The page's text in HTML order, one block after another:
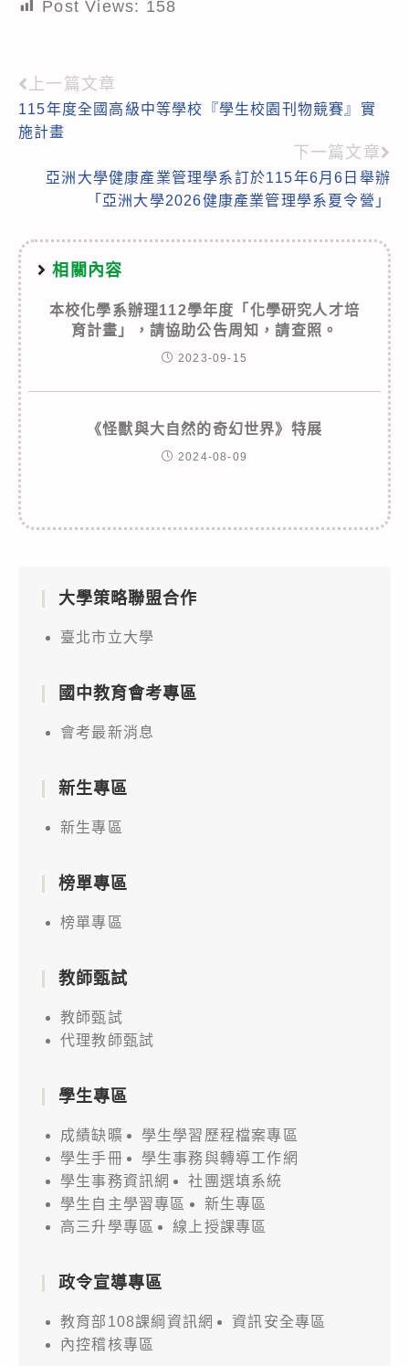
Post Views: 158
Read
more
上一篇文章
115年度全國高級中等學校『學生校園刊物競賽』實
施計畫
下一篇文章
亞洲大學健康產業管理學系訂於115年6月6日舉辦
「亞洲大學2026健康產業管理學系夏令營」
相關內容
本校化學系辦理112學年度「化學研究人才培
育計畫」，請協助公告周知，請查照。
2023-09-15
《怪獸與大自然的奇幻世界》特展
2024-08-09
大學策略聯盟合作
臺北市立大學
國中教育會考專區
會考最新消息
新生專區
新生專區
榜單專區
榜單專區
教師甄試
教師甄試
代理教師甄試
學生專區
成績缺曠
學生學習歷程檔案專區
學生手冊
學生事務與轉導工作網
學生事務資訊網
社團選填系統
學生自主學習專區
新生專區
高三升學專區
線上授課專區
政令宣導專區
教育部108課綱資訊網
資訊安全專區
內控稽核專區